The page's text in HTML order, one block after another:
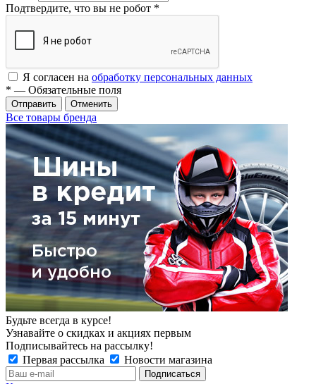
Подтвердите, что вы не робот *
Я согласен на обработку персональных данных
* — Обязательные поля
Отменить
Все товары бренда
Будьте всегда в курсе!
Узнавайте о скидках и акциях первым
Подписывайтесь на рассылку!
Первая рассылка
Новости магазина